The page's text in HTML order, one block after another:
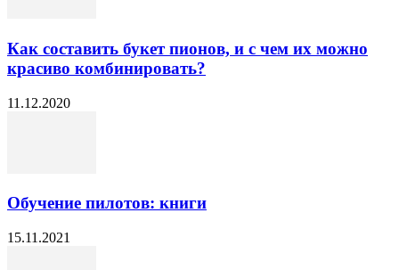
Как составить букет пионов, и с чем их можно
красиво комбинировать?
11.12.2020
Обучение пилотов: книги
15.11.2021